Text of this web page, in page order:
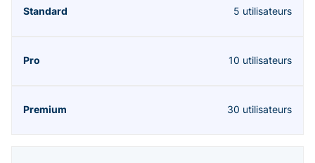
5 utilisateurs
10 utilisateurs
30 utilisateurs